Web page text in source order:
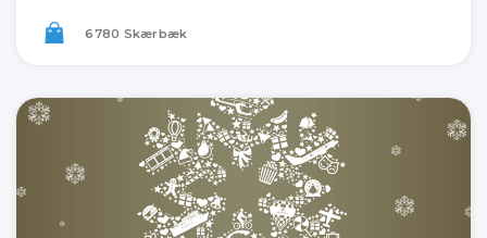
6780 Skærbæk